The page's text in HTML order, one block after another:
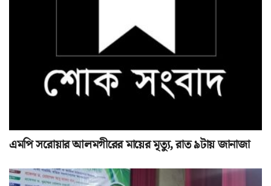
এমপি সরোয়ার আলমগীরের মায়ের মৃত্যু, রাত ৯টায় জানাজা